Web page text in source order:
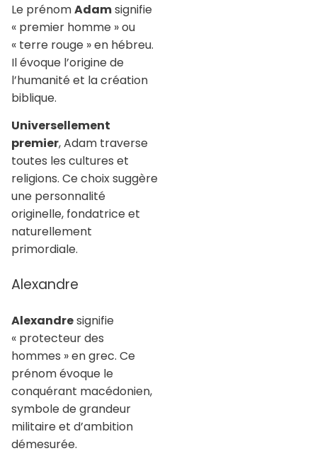
Le prénomAdamsignifie
« premier homme » ou
« terre rouge » en hébreu.
Il évoque l’origine de
l’humanité et la création
biblique.
Universellement
premier, Adam traverse
toutes les cultures et
religions. Ce choix suggère
une personnalité
originelle, fondatrice et
naturellement
primordiale.
Alexandre
Alexandresignifie
« protecteur des
hommes » en grec. Ce
prénom évoque le
conquérant macédonien,
symbole de grandeur
militaire et d’ambition
démesurée.